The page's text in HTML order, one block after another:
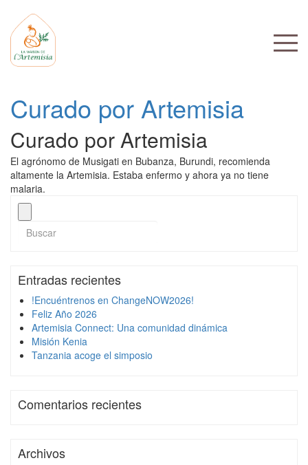
Curado por Artemisia
Curado por Artemisia
El agrónomo de Musigati en Bubanza, Burundi, recomienda
altamente la Artemisia. Estaba enfermo y ahora ya no tiene
malaria.
Entradas recientes
!Encuéntrenos en ChangeNOW2026!
Feliz Año 2026
Artemisia Connect: Una comunidad dinámica
Misión Kenia
Tanzania acoge el simposio
Comentarios recientes
Archivos